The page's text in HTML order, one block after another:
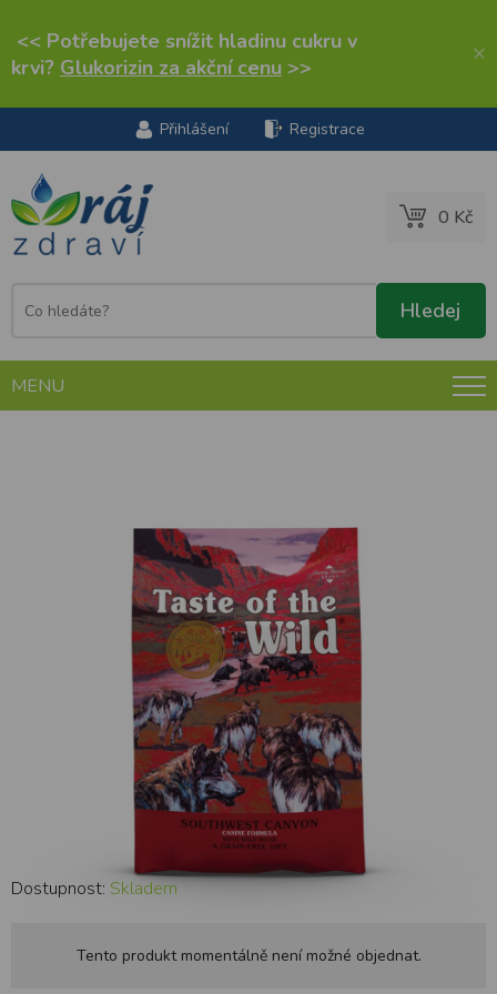
<< Potřebujete snížit hladinu cukru v
krvi? Glukorizin za akční cenu >> ×
Přihlášení Registrace
0 Kč
MENU
Dostupnost: Skladem
Tento produkt momentálně není možné objednat.